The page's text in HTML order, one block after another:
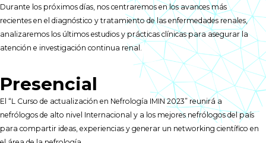
Durante los próximos días, nos centraremos en los avances más
recientes en el diagnóstico y tratamiento de las enfermedades renales,
analizaremos los últimos estudios y prácticas clínicas para asegurar la
atención e investigación continua renal.
Presencial
El “L Curso de actualización en Nefrología IMIN 2023” reunirá a
nefrólogos de alto nivel Internacional y a los mejores nefrólogos del país
para compartir ideas, experiencias y generar un networking científico en